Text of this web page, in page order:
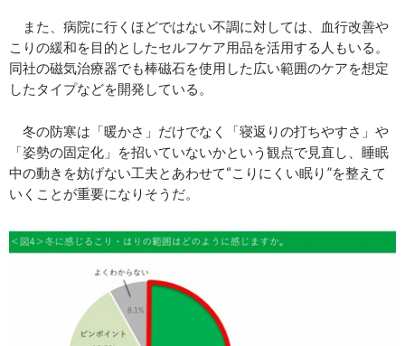
また、病院に行くほどではない不調に対しては、血行改善や
こりの緩和を目的としたセルフケア用品を活用する人もいる。
同社の磁気治療器でも棒磁石を使用した広い範囲のケアを想定
したタイプなどを開発している。
冬の防寒は「暖かさ」だけでなく「寝返りの打ちやすさ」や
「姿勢の固定化」を招いていないかという観点で見直し、睡眠
中の動きを妨げない工夫とあわせて“こりにくい眠り”を整えて
いくことが重要になりそうだ。